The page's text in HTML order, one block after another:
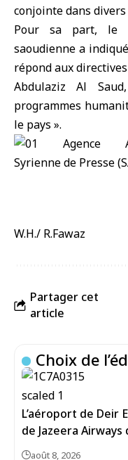
conjointe dans divers
Pour sa part, le
saoudienne a
répond aux
Abdulaziz Al
programmes
le pays ».
W.H./ R.Fawaz
Partager cet
article
Choix de
L’aéroport de Deir
de Jazeera
août 8, 2026